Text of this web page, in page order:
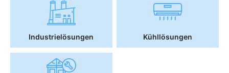
Industrielösungen Kühllösungen